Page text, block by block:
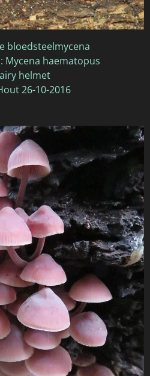
bloedsteelmycena
Mycena haematopus
helmet
26-10-2016